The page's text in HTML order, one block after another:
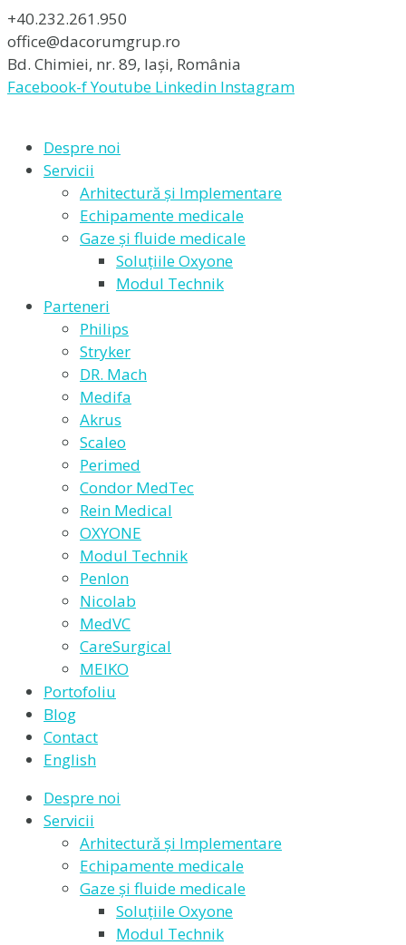
+40.232.261.950
office@dacorumgrup.ro
Bd. Chimiei, nr. 89, Iași, România
Facebook-fYoutube Linkedin Instagram
Despre noi
Servicii
Arhitectură și Implementare
Echipamente medicale
Gaze și fluide medicale
Soluțiile Oxyone
Modul Technik
Parteneri
Philips
Stryker
DR. Mach
Medifa
Akrus
Scaleo
Perimed
Condor MedTec
Rein Medical
OXYONE
Modul Technik
Penlon
Nicolab
MedVC
CareSurgical
MEIKO
Portofoliu
Blog
Contact
English
Despre noi
Servicii
Arhitectură și Implementare
Echipamente medicale
Gaze și fluide medicale
Soluțiile Oxyone
Modul Technik